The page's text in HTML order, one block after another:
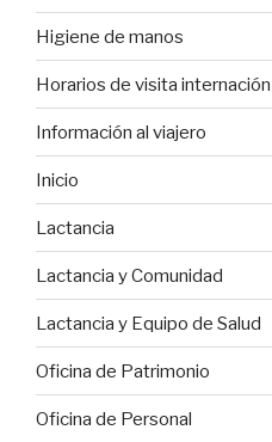
Higiene de manos
Horarios de visita internación
Información al viajero
Inicio
Lactancia
Lactancia y Comunidad
Lactancia y Equipo de Salud
Oficina de Patrimonio
Oficina de Personal